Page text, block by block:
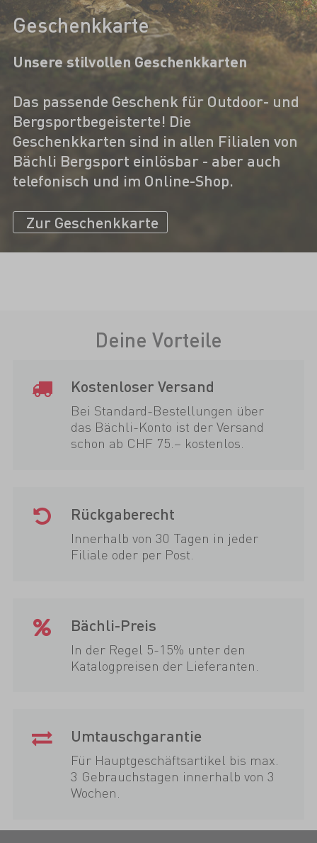
Geschenkkarte
Unsere stilvollen Geschenkkarten
Das passende Geschenk für Outdoor- und
Bergsportbegeisterte! Die
Geschenkkarten sind in allen Filialen von
Bächli Bergsport einlösbar - aber auch
telefonisch und im Online-Shop.
Zur Geschenkkarte
Deine Vorteile
Kostenloser Versand
Bei Standard-Bestellungen über
das Bächli-Konto ist der Versand
schon ab CHF 75.– kostenlos.
Rückgaberecht
Innerhalb von 30 Tagen in jeder
Filiale oder per Post.
Bächli-Preis
In der Regel 5-15% unter den
Katalogpreisen der Lieferanten.
Umtauschgarantie
Für Hauptgeschäftsartikel bis max.
3 Gebrauchstagen innerhalb von 3
Wochen.